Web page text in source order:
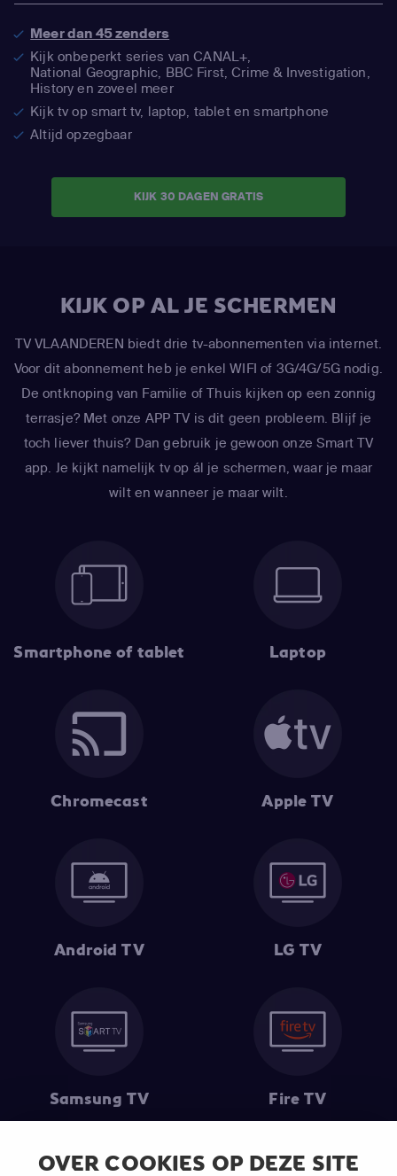
OVER COOKIES OP DEZE SITE
Meer dan 45 zenders
Kijk onbeperkt series van CANAL+,
National Geographic, BBC First, Crime & Investigation,
History en zoveel meer
Kijk tv op smart tv, laptop, tablet en smartphone
Altijd opzegbaar
KIJK 30 DAGEN GRATIS
KIJK OP AL JE SCHERMEN
TV VLAANDEREN biedt drie tv-abonnementen via internet.
Voor dit abonnement heb je enkel WIFI of 3G/4G/5G nodig.
De ontknoping van Familie of Thuis kijken op een zonnig
terrasje? Met onze APP TV is dit geen probleem. Blijf je
toch liever thuis? Dan gebruik je gewoon onze Smart TV
app. Je kijkt namelijk tv op ál je schermen, waar je maar
wilt en wanneer je maar wilt.
Smartphone of tablet Laptop
Chromecast Apple TV
Android TV LG TV
Samsung TV Fire TV